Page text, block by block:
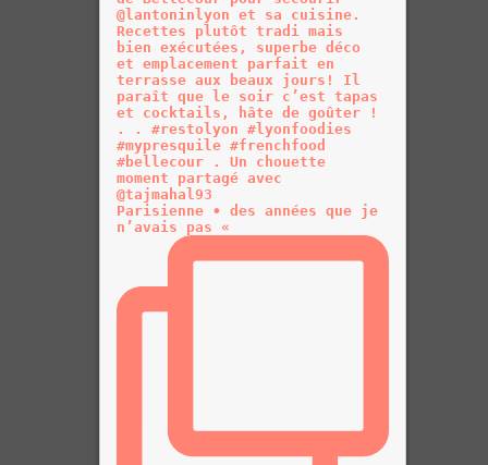
Parisienne • des années que je
n’avais pas «